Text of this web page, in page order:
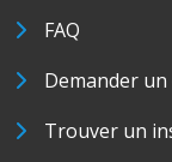
FAQ
Demander un
Trouver un